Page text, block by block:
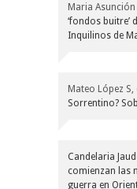
Maria Asunción
‘fondos buitre’
Inquilinos de
Mateo López S,
Sorrentino?
Candelaria
comienzan las
guerra en